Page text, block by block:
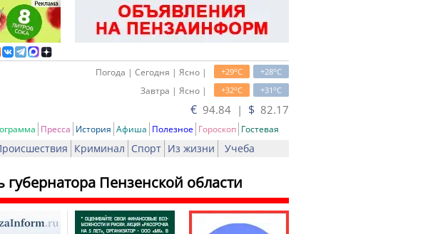
+28oC
+29oC
Погода | Сегодня | Ясно |
+31oC
+32oC
Завтра | Ясно |
€ 94.84 | $ 82.17
Пресса История Афиша Полезное Гороскоп Гостевая
Криминал Спорт Из жизни Учеба
Пензенской области